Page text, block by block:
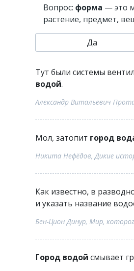
Вопрос: форма — это
растение, предмет,
Да
Тут были системы
водой.
Александр Витальевич
Мол, затопит город
Никита Нефёдов, Дикие
Как известно, в
и указать название
Бен-Цион Динур, Мир,
Город водой смывает